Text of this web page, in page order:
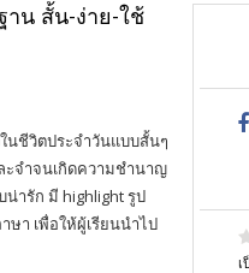
น สั้น-ง่าย-ใช้
ชีวิตประจำวันแบบสั้นๆ
ะจำจนเกิดความชำนาญ
ารัก มี highlight รูป
า เพื่อให้ผู้เรียนนำไป
เ